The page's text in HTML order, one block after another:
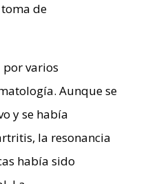
de
varios
Aunque se
y se había
la resonancia
había sido